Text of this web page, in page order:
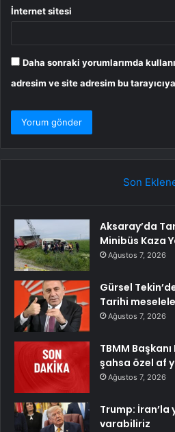
İnternet sitesi
Daha sonraki yorumlarımda
adresim ve site adresim bu
Son
Aksaray’da
Minibüs Kaza
Ağustos 7, 2026
Gürsel
Tarihi
Ağustos 7, 2026
TBMM
şahsa özel af
Ağustos 7, 2026
Trump: İran’la
varabiliriz